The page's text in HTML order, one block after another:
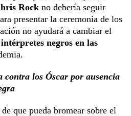
Rock no debería seguir
presentar la ceremonia de los
no ayudará a cambiar el
negros en las
contra los Óscar por ausencia
que pueda bromear sobre el